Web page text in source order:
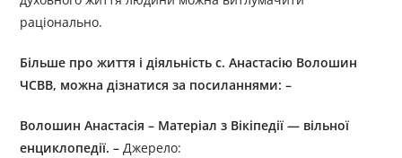
раціонально.
Більше про життя і діяльністьc. Анастасію Волошин
ЧСВВ, можна дізнатися за посиланнями: –
Волошин Анастасія – Матеріал з Вікіпедії — вільної
енциклопедії. – Джерелo: